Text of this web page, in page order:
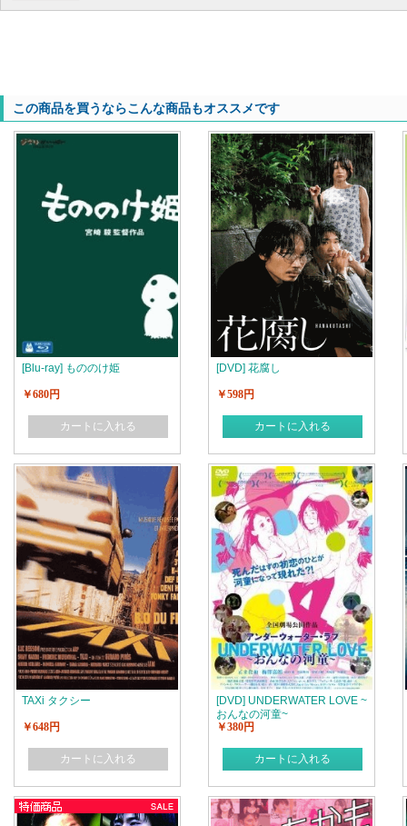
この商品を買うならこんな商品もオススメです
[Blu-ray] もののけ姫
￥680円
カートに入れる
[DVD] 花腐し
￥598円
カートに入れる
TAXi タクシー
￥648円
カートに入れる
[DVD] UNDERWATER LOVE ~
おんなの河童~
￥380円
カートに入れる